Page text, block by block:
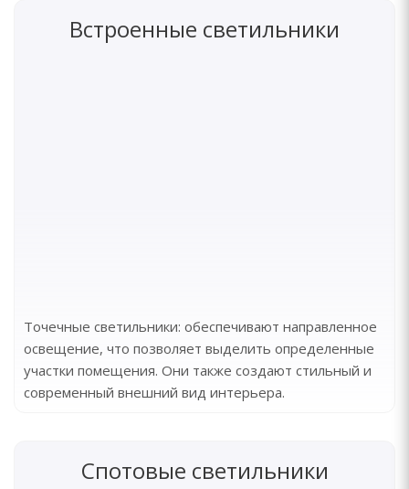
Встроенные светильники
Точечные светильники: обеспечивают направленное
освещение, что позволяет выделить определенные
участки помещения. Они также создают стильный и
современный внешний вид интерьера.
Спотовые светильники